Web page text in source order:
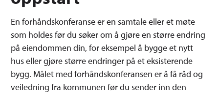
En forhåndskonferanse er en samtale eller et møte
som holdes før du søker om å gjøre en større endring
på eiendommen din, for eksempel å bygge et nytt
hus eller gjøre større endringer på et eksisterende
bygg. Målet med forhåndskonferansen er å få råd og
veiledning fra kommunen før du sender inn den